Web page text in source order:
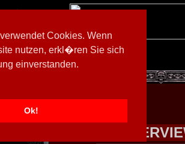
Cookies. Wenn
nutzen, erkl�ren Sie sich
einverstanden.
Ok!
M3]